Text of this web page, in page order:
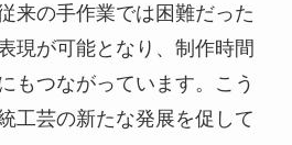
来の手作業では困難だった
現が可能となり、制作時間
もつながっています。こう
工芸の新たな発展を促して